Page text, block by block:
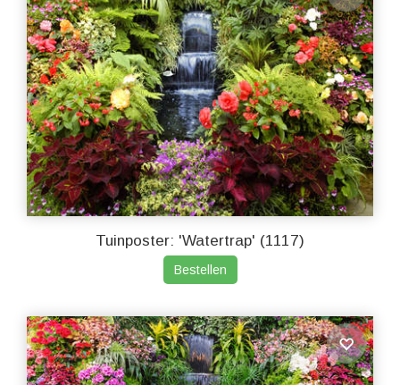
Tuinposter: 'Watertrap' (1117)
Bestellen